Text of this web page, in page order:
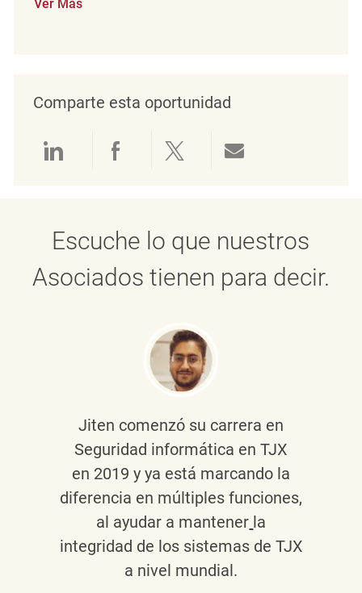
Ver Más
Comparte esta oportunidad
Compartir a través de LinkedIn
Compartir a través de
Compartir a través
Escuche lo que nuestros
Asociados tienen para decir.
Jiten comenzó su carrera en
Seguridad informática en TJX
en 2019 y ya está marcando la
diferencia en múltiples funciones,
al ayudar a mantener la
integridad de los sistemas de TJX
a nivel mundial.